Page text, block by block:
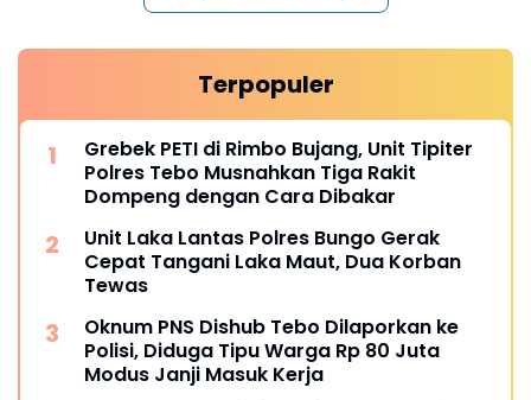
Terpopuler
Grebek PETI di Rimbo Bujang, Unit Tipiter
Polres Tebo Musnahkan Tiga Rakit
Dompeng dengan Cara Dibakar
Unit Laka Lantas Polres Bungo Gerak
Cepat Tangani Laka Maut, Dua Korban
Tewas
Oknum PNS Dishub Tebo Dilaporkan ke
Polisi, Diduga Tipu Warga Rp 80 Juta
Modus Janji Masuk Kerja